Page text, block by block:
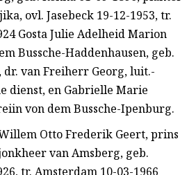
ovl. Jasebeck 19-12-1953, tr.
Gosta Julie Adelheid Marion
Bussche-Haddenhausen, geb.
dr. van Freiherr Georg, luit.-
dienst, en Gabrielle Marie
von dem Bussche-Ipenburg.
Otto Frederik Geert, prins
van Amsberg, geb.
tr. Amsterdam 10-03-1966